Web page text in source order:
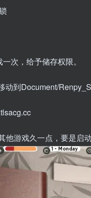
次，给予储存权限。
到Document/
他游戏久一点，要是启